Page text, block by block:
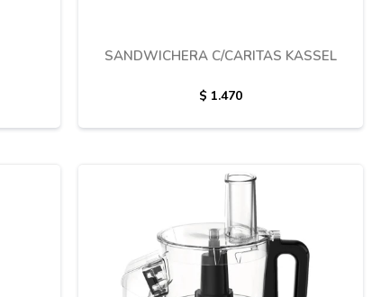
SANDWICHERA C/CARITAS KASSEL
$ 1.470